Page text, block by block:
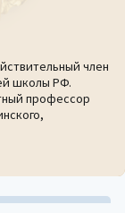
член
школы РФ.
профессор